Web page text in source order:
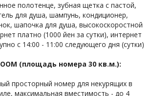
полотенце, зубная щетка с пастой,
для душа, шампунь, кондиционер,
шапочка для душа, высокоскоростной
платно (1000 йен за сутки), интернет
с 14:00 - 11:00 следующего дня (сутки)
(площадь номера 30 кв.м.):
просторный номер для некурящих в
максимальная вместимость - до 4